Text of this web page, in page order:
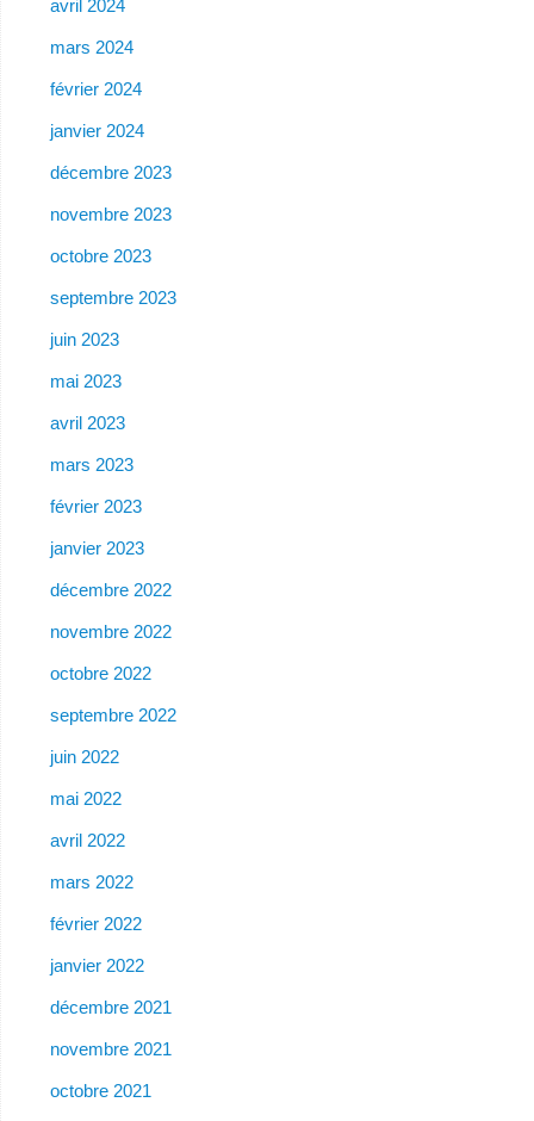
avril 2024
mars 2024
février 2024
janvier 2024
décembre 2023
novembre 2023
octobre 2023
septembre 2023
juin 2023
mai 2023
avril 2023
mars 2023
février 2023
janvier 2023
décembre 2022
novembre 2022
octobre 2022
septembre 2022
juin 2022
mai 2022
avril 2022
mars 2022
février 2022
janvier 2022
décembre 2021
novembre 2021
octobre 2021